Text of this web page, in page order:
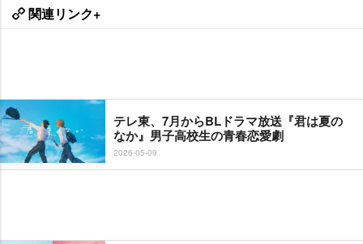
関連リンク+
テレ東、7月からBLドラマ放送『君は夏の
なか』男子高校生の青春恋愛劇
2026-05-09